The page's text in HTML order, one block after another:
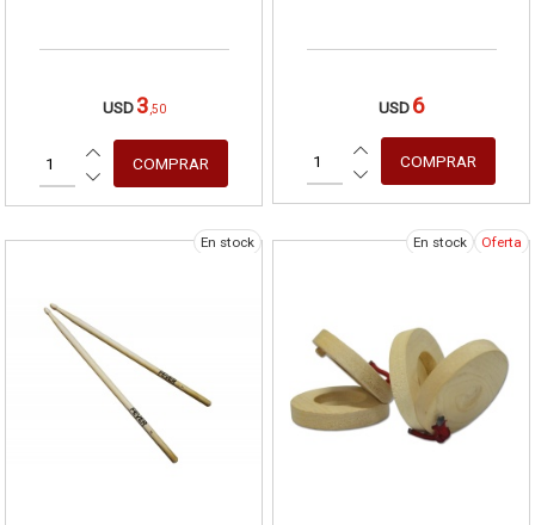
USD 3 ,50 USD 6
En stock En stock Oferta